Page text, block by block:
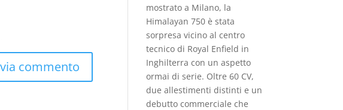
mostrato a Milano, la
Himalayan 750 è stata
sorpresa vicino al centro
tecnico di Royal Enfield in
Inghilterra con un aspetto
ormai di serie. Oltre 60 CV,
due allestimenti distinti e un
debutto commerciale che